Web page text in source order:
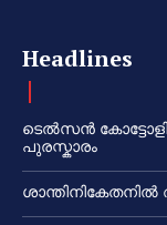
Headlines
ടെൽസൻ
പുരസ്കാരം